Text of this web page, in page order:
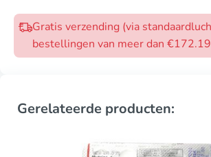
Gratis verzending (via
bestellingen van meer dan €172.19
Gerelateerde producten: